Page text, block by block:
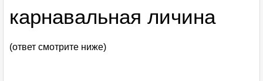
карнавальная личина
(ответ смотрите ниже)